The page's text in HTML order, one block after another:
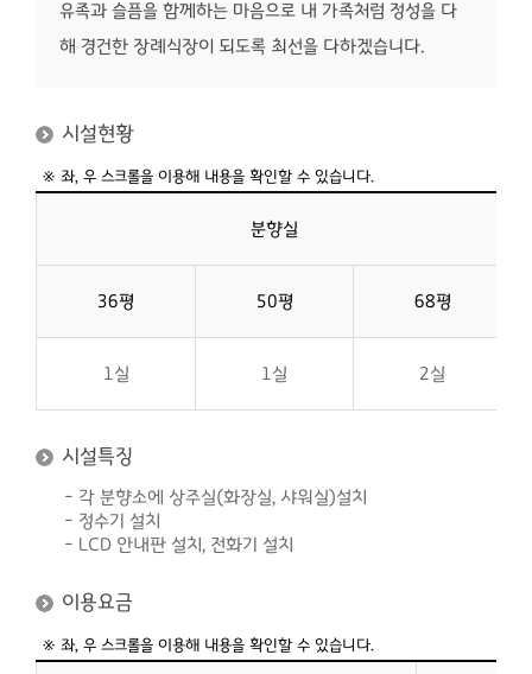
유족과 슬픔을 함께하는 마음으로 내 가족처럼 정성을 다
해 경건한 장례식장이 되도록 최선을 다하겠습니다.
시설현황
분향실
36평 50평 68평
1실 1실 2실
시설특징
- 각 분향소에 상주실(화장실, 샤워실)설치
- 정수기 설치
- LCD 안내판 설치, 전화기 설치
이용요금